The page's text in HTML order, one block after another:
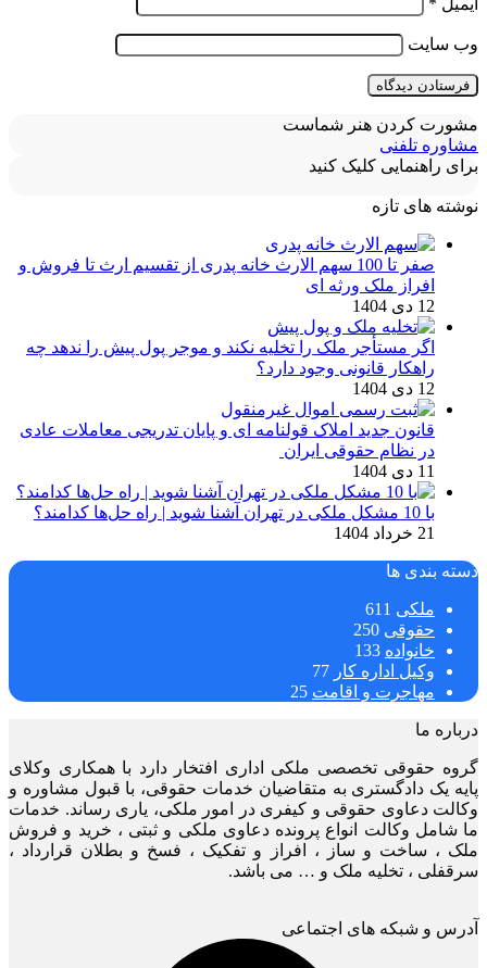
ایمیل *
وب‌ سایت
مشورت کردن هنر شماست
مشاوره تلفنی
برای راهنمایی کلیک کنید
نوشته های تازه
صفر تا 100 سهم الارث خانه پدری از تقسیم ارث تا فروش و
افراز ملک ورثه ای
12 دی 1404
اگر مستأجر ملک را تخلیه نکند و موجر پول پیش را ندهد چه
راهکار قانونی وجود دارد؟
12 دی 1404
قانون جدید املاک قولنامه ای و پایان تدریجی معاملات عادی
در نظام حقوقی ایران
11 دی 1404
با 10 مشکل ملکی در تهران آشنا شوید | راه حل‌ها کدامند؟
21 خرداد 1404
دسته بندی ها
ملکی 611
حقوقی 250
خانواده 133
وکیل اداره کار 77
مهاجرت و اقامت 25
درباره ما
گروه حقوقی تخصصی ملکی اداری افتخار دارد با همکاری وکلای
پایه یک دادگستری به متقاضیان خدمات حقوقی، با قبول مشاوره و
وکالت دعاوی حقوقی و کیفری در امور ملکی، یاری رساند. خدمات
ما شامل وکالت انواع پرونده دعاوی ملکی و ثبتی ، خرید و فروش
ملک ، ساخت و ساز ، افراز و تفکیک ، فسخ و بطلان قرارداد ،
سرقفلی ، تخلیه ملک و … می باشد.
آدرس و شبکه های اجتماعی